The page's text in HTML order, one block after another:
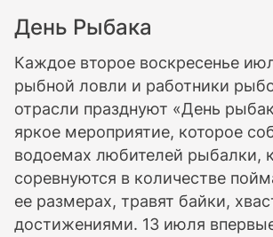
День Рыбака
Каждое второе воскресенье
рыбной ловли и работники
отрасли празднуют «День
яркое мероприятие, которое
водоемах любителей рыбалки,
соревнуются в количестве
ее размерах, травят байки,
достижениями. 13 июля